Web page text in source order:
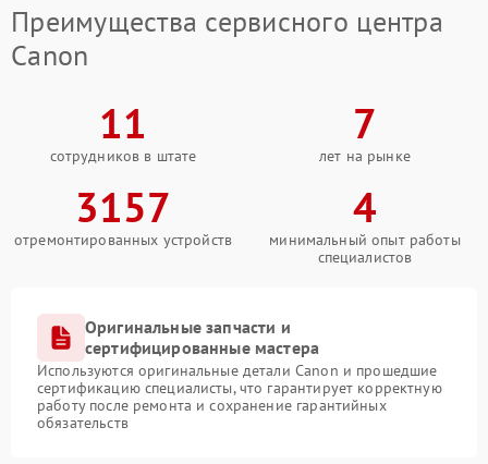
Преимущества сервисного центра
Canon
11
сотрудников в штате
7
лет на рынке
3157
отремонтированных устройств
4
минимальный опыт работы
специалистов
Оригинальные запчасти и
сертифицированные мастера
Используются оригинальные детали Canon и прошедшие
сертификацию специалисты, что гарантирует корректную
работу после ремонта и сохранение гарантийных
обязательств